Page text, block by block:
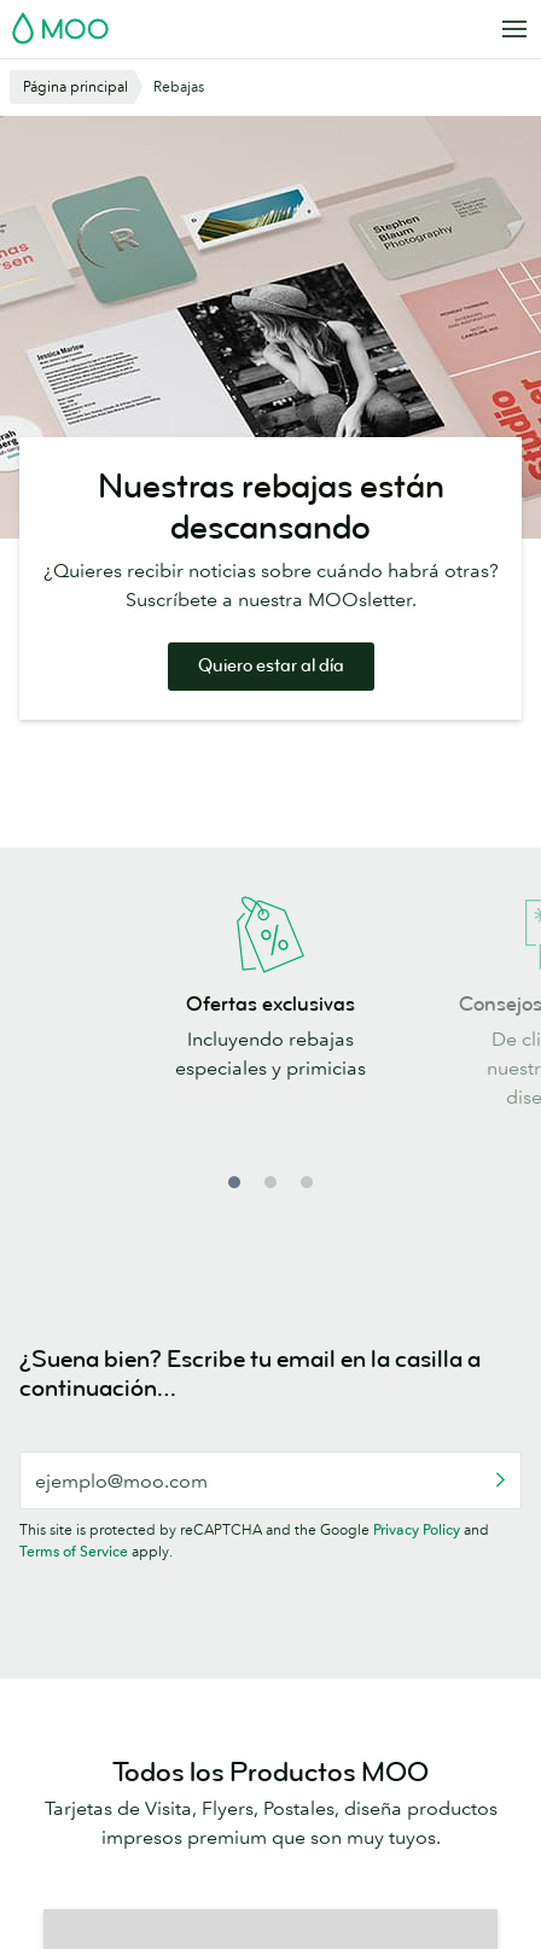
Saltar
al
principal
MOO
Página principal Rebajas
Nuestras rebajas están
descansando
¿Quieres recibir noticias sobre cuándo habrá otras?
Suscríbete a nuestra MOOsletter.
Quiero estar al día
OfertasOfertas exclusivas
Incluyendo rebajas
especiales y primicias
Consejos
inspiración
De
¿Suena bien? Escribe tu email en la casilla a
continuación…
This site is protected by reCAPTCHA and the Google Privacy Policy and
Terms of Service apply.
Todos los Productos MOO
Tarjetas de Visita, Flyers, Postales, diseña productos
impresos premium que son muy tuyos.